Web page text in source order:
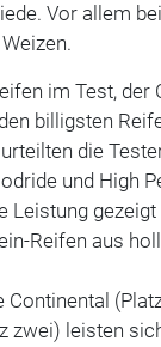
Vor allem
im Test,
billigsten
die
und High
Leistung
Reifen aus
Continental
zwei) leisten